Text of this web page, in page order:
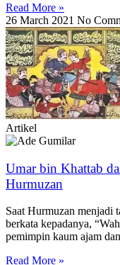
Read More »
26 March 2021 No
Artikel
Umar bin Khattab
Hurmuzan
Saat Hurmuzan menjadi
berkata kepadanya,
pemimpin kaum ajam
Read More »